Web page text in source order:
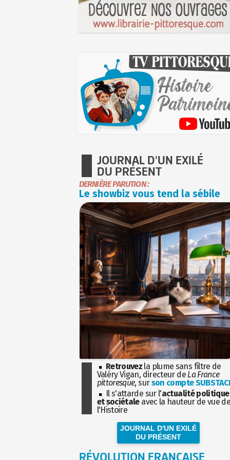
JOURNAL D'UN EXILÉ
DU PRÉSENT
DERNIÈRE PARUTION :
Le showbiz vous tend la sébile
Retrouvez la plume sans filtre de
Valéry Vigan, directeur de La France
pittoresque, surson compte
Il s'attarde sur l'actualité politique
et sociétaleavec la hauteur de vue
l'Histoire
JOURNAL D'UN EXILÉ
DU PRÉSENT
RÉVOLUTION FRANÇAISE